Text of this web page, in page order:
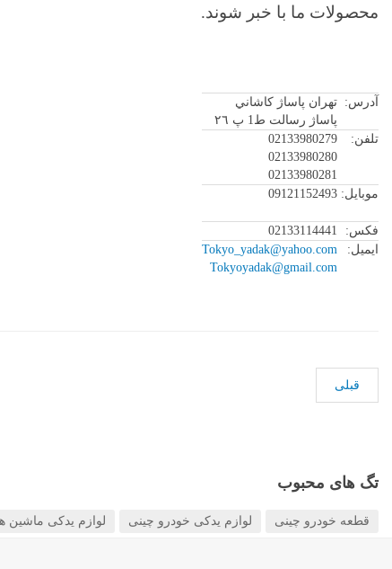
محصولات ما با خبر شوند.
آدرس: تهران پاساژ كاشاني
پاساژ رسالت ط1 پ ٢٦
تلفن:
02133980279
02133980280
02133980281
موبایل: 09121152493
فکس:
02133114441
ایمیل:
Tokyo_yadak@yahoo.com
Tokyoyadak@gmail.com
قبلی
تگ های محبوب
قطعه خودرو چینی لوازم یدکی خودرو چینی لوازم یدکی ماشین